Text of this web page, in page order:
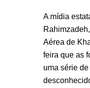
A mídia
Aérea de
feira que as
uma série